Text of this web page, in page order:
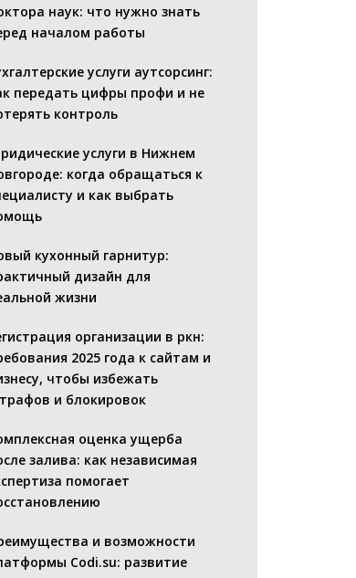
наук: что нужно знать
началом работы
услуги аутсорсинг:
передать цифры профи и не
контроль
услуги в Нижнем
когда обращаться к
и как выбрать
кухонный гарнитур:
дизайн для
жизни
организации в ркн:
2025 года к сайтам и
чтобы избежать
и блокировок
оценка ущерба
залива: как независимая
помогает
и возможности
Codi.su: развитие